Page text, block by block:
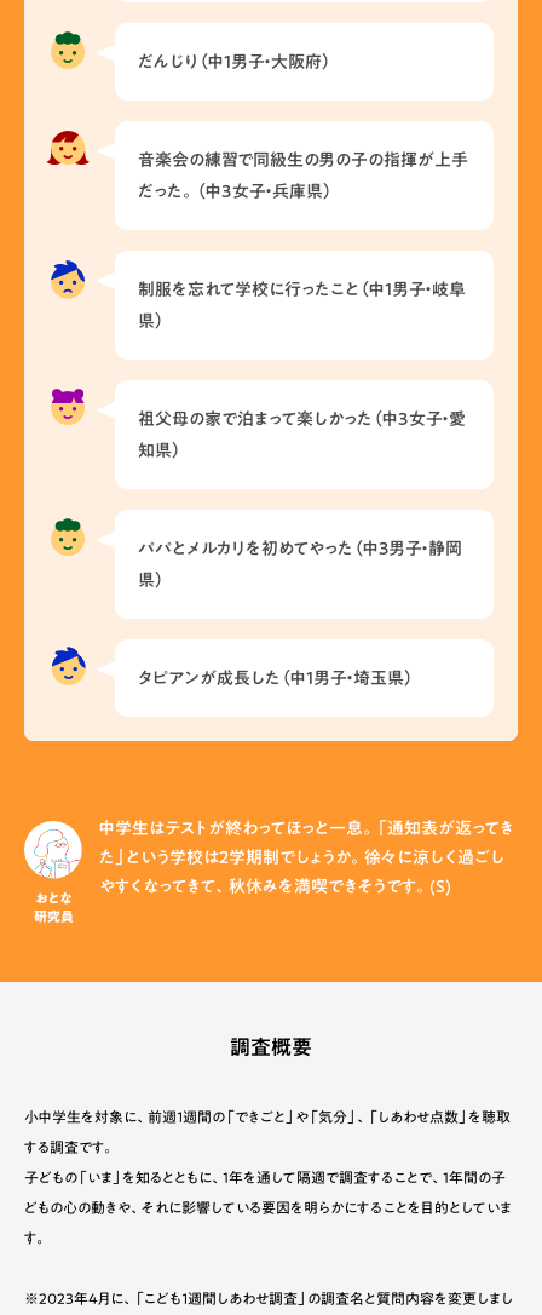
だんじり（中1男子・大阪府）
音楽会の練習で同級生の男の子の指揮が上手
だった。（中3女子・兵庫県）
制服を忘れて学校に行ったこと（中1男子・岐阜
県）
祖父母の家で泊まって楽しかった（中3女子・愛
知県）
パパとメルカリを初めてやった（中3男子・静岡
県）
タピアンが成長した（中1男子・埼玉県）
おとな
研究員
中学生はテストが終わってほっと一息。「通知表が返ってき
た」という学校は2学期制でしょうか。徐々に涼しく過ごし
やすくなってきて、秋休みを満喫できそうです。(S)
調査概要
小中学生を対象に、前週１週間の「できごと」や「気分」、「しあわせ点数」を聴取
する調査です。
子どもの「いま」を知るとともに、1年を通して隔週で調査することで、1年間の子
どもの心の動きや、それに影響している要因を明らかにすることを目的としていま
す。
※2023年4月に、「こども１週間しあわせ調査」の調査名と質問内容を変更しまし